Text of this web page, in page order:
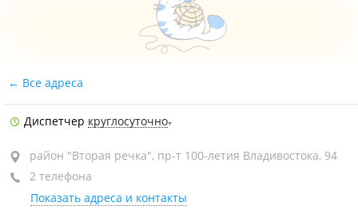
Все адреса
Диспетчер круглосуточно
район "Вторая речка", пр-т 100-летия Владивостока, 94
2 телефона
Показать адреса и контакты